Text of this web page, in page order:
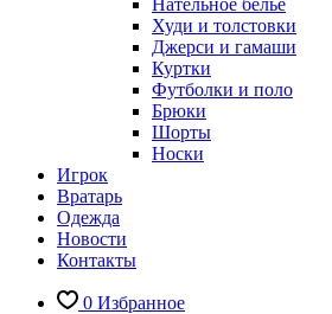
Нательное белье
Худи и толстовки
Джерси и гамаши
Куртки
Футболки и поло
Брюки
Шорты
Носки
Игрок
Вратарь
Одежда
Новости
Контакты
0 Избранное